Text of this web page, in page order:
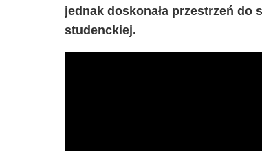
jednak doskonała przestrzeń do
studenckiej.